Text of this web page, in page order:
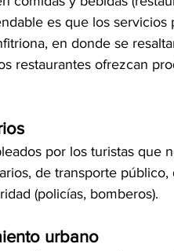
es que los servicios
en donde se
restaurantes ofrezcan
por los turistas que
de transporte
(policías, bomberos).
urbano